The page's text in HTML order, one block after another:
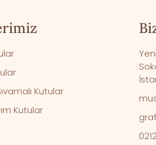
Kutular
Kutular